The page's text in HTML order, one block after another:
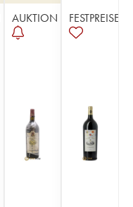
AUKTION FESTPREISE